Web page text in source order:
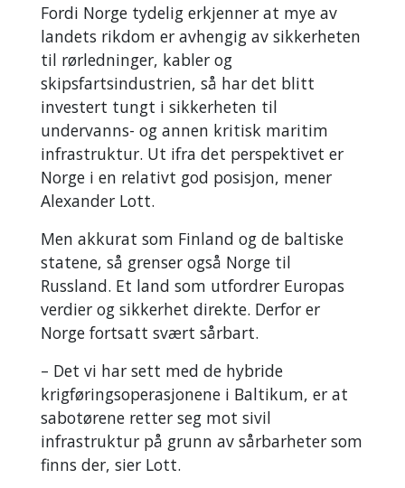
Fordi Norge tydelig erkjenner at mye av
landets rikdom er avhengig av sikkerheten
til rørledninger, kabler og
skipsfartsindustrien, så har det blitt
investert tungt i sikkerheten til
undervanns- og annen kritisk maritim
infrastruktur. Ut ifra det perspektivet er
Norge i en relativt god posisjon, mener
Alexander Lott.
Men akkurat som Finland og de baltiske
statene, så grenser også Norge til
Russland. Et land som utfordrer Europas
verdier og sikkerhet direkte. Derfor er
Norge fortsatt svært sårbart.
– Det vi har sett med de hybride
krigføringsoperasjonene i Baltikum, er at
sabotørene retter seg mot sivil
infrastruktur på grunn av sårbarheter som
finns der, sier Lott.